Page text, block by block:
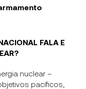
FALA E
nuclear –
pacíficos,